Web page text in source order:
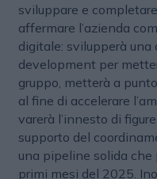
sviluppare e
affermare l’azienda
digitale: svilupperà
development per
gruppo, metterà a
al fine di accelerare
varerà l’innesto di
supporto del
una pipeline solida
primi mesi del 2025.